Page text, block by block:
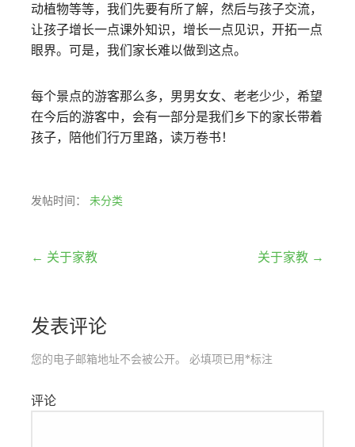
动植物等等，我们先要有所了解，然后与孩子交流，
让孩子增长一点课外知识，增长一点见识，开拓一点
眼界。可是，我们家长难以做到这点。
每个景点的游客那么多，男男女女、老老少少，希望
在今后的游客中，会有一部分是我们乡下的家长带着
孩子，陪他们行万里路，读万卷书！
发帖时间： 未分类
文
导
航
← 关于家教 关于家教 →
发表评论
您的电子邮箱地址不会被公开。 必填项已用*标注
评论